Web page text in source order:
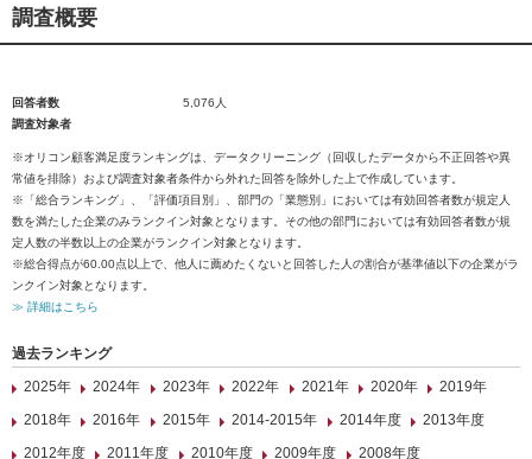
調査概要
回答者数
5,076人
調査対象者
※オリコン顧客満足度ランキングは、データクリーニング（回収したデータから不正回答や異
常値を排除）および調査対象者条件から外れた回答を除外した上で作成しています。
※「総合ランキング」、「評価項目別」、部門の「業態別」においては有効回答者数が規定人
数を満たした企業のみランクイン対象となります。その他の部門においては有効回答者数が規
定人数の半数以上の企業がランクイン対象となります。
※総合得点が60.00点以上で、他人に薦めたくないと回答した人の割合が基準値以下の企業がラ
ンクイン対象となります。
≫ 詳細はこちら
過去ランキング
2025年
2024年 2023年 2022年 2021年 2020年
2019年
2018年
2016年 2015年 2014-2015年 2014年度
2013年度
2012年度
2011年度 2010年度 2009年度 2008年度